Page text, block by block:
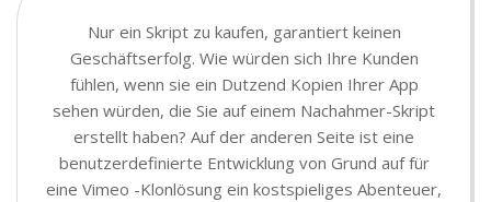
Nur ein Skript zu kaufen, garantiert keinen
Geschäftserfolg. Wie würden sich Ihre Kunden
fühlen, wenn sie ein Dutzend Kopien Ihrer App
sehen würden, die Sie auf einem Nachahmer-Skript
erstellt haben? Auf der anderen Seite ist eine
benutzerdefinierte Entwicklung von Grund auf für
eine Vimeo -Klonlösung ein kostspieliges Abenteuer,